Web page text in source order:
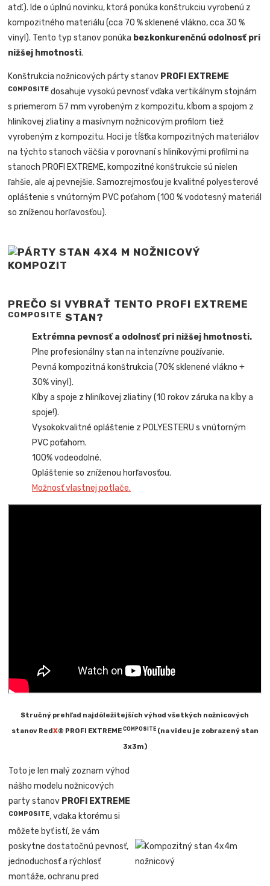
atď.). Ide o úplnú novinku, ktorá ponúka konštrukciu vyrobenú z
kompozitného materiálu (cca 70 % sklenené vlákno, cca 30 %
vinyl). Tento typ stanov ponúka bezkonkurenčnú odolnosť pri
nižšej hmotnosti.
Konštrukcia nožnicových párty stanov PROFI EXTREME
COMPOSITE dosahuje vysokú pevnosť vďaka vertikálnym stojnám
s priemerom 57 mm vyrobeným z kompozitu, kĺbom a spojom z
hliníkovej zliatiny a masívnym nožnicovým profilom tiež
vyrobeným z kompozitu. Hoci je tĺšťka kompozitných materiálov
na týchto stanoch väčšia v porovnaní s hliníkovými profilmi na
stanoch PROFI EXTREME, kompozitné konštrukcie sú nielen
ľahšie, ale aj pevnejšie. Samozrejmosťou je kvalitné polyesterové
opláštenie s vnútorným PVC poťahom (100 % vodotesný materiál
so zníženou horľavosťou).
PREČO SI VYBRAŤ TENTO PROFI EXTREME
COMPOSITE STAN?
Extrémna pevnosť a odolnosť pri nižšej hmotnosti.
Plne profesionálny stan na intenzívne používanie.
Pevná kompozitná konštrukcia (70% sklenené vlákno +
30% vinyl).
Kĺby a spoje z hliníkovej zliatiny (10 rokov záruka na kĺby a
spoje!).
Vysokokvalitné opláštenie z POLYESTERU s vnútorným
PVC poťahom.
100% vodeodolné.
Opláštenie so zníženou horľavosťou.
Možnosť vlastnej potlače.
Stručný prehľad najdôležitejších výhod všetkých nožnicových
stanov Red X® PROFI EXTREME COMPOSITE(na videu je zobrazený stan
3x3m)
Toto je len malý zoznam výhod
nášho modelu nožnicových
party stanov PROFI EXTREME
COMPOSITE, vďaka ktorému si
môžete byť istí, že vám
poskytne dostatočnú pevnosť,
jednoduchosť a rýchlosť
montáže, ochranu pred